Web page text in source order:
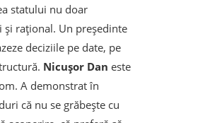
statului nu doar
și rațional. Un președinte
deciziile pe date, pe
Nicușor Dan este
A demonstrat în
că nu se grăbește cu